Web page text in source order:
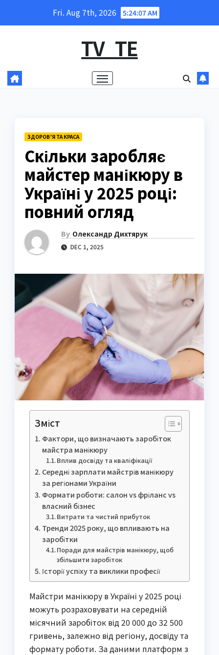
Fri. Aug 7th, 2026 5:24:08 AM
TV_TE
ЗДОРОВ’Я ТА КРАСА
Скільки заробляє
майстер манікюру в
Україні у 2025 році:
повний огляд
By Олександр Дихтярук
DEC 1, 2025
Зміст
Фактори, що визначають заробіток
майстра манікюру
Вплив досвіду та кваліфікації
Середні зарплати майстрів манікюру
за регіонами України
Формати роботи: салон vs фріланс vs
власний бізнес
Витрати та чистий прибуток
Тренди 2025 року, що впливають на
заробітки
Поради для майстрів манікюру, щоб
збільшити заробіток
Історії успіху та виклики професії
Майстри манікюру в Україні у 2025 році
можуть розраховувати на середній
місячний заробіток від 20 000 до 32 500
гривень, залежно від регіону, досвіду та
формату роботи. За даними платформ з